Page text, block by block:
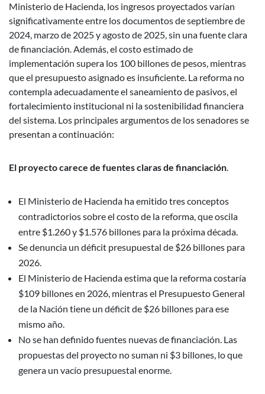
Ministerio de Hacienda, los ingresos proyectados varían
significativamente entre los documentos de septiembre de
2024, marzo de 2025 y agosto de 2025, sin una fuente clara
de financiación. Además, el costo estimado de
implementación supera los 100 billones de pesos, mientras
que el presupuesto asignado es insuficiente. La reforma no
contempla adecuadamente el saneamiento de pasivos, el
fortalecimiento institucional ni la sostenibilidad financiera
del sistema. Los principales argumentos de los senadores se
presentan a continuación:
El proyecto carece de fuentes claras de financiación.
El Ministerio de Hacienda ha emitido tres conceptos
contradictorios sobre el costo de la reforma, que oscila
entre $1.260 y $1.576 billones para la próxima década.
Se denuncia un déficit presupuestal de $26 billones para
2026.
El Ministerio de Hacienda estima que la reforma costaría
$109 billones en 2026, mientras el Presupuesto General
de la Nación tiene un déficit de $26 billones para ese
mismo año.
No se han definido fuentes nuevas de financiación. Las
propuestas del proyecto no suman ni $3 billones, lo que
genera un vacío presupuestal enorme.